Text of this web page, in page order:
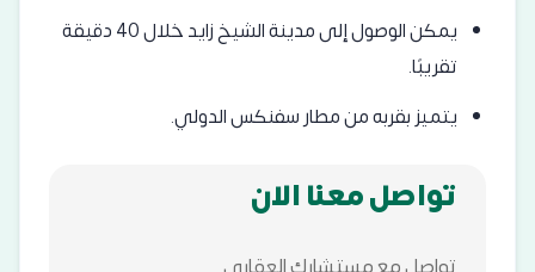
يمكن الوصول إلى مدينة الشيخ زايد خلال 40 دقيقة
تقريبًا.
يتميز بقربه من مطار سفنكس الدولي.
تواصل معنا الان